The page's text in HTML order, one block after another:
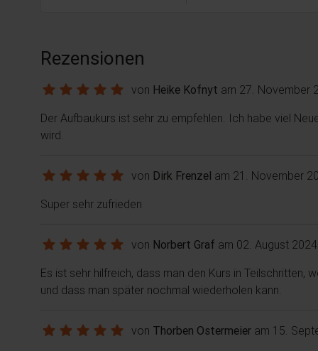
Rezensionen
von Heike Kofnyt am 27. November
Der Aufbaukurs ist sehr zu empfehlen. Ich habe viel
wird.
von Dirk Frenzel am 21. November
Super sehr zufrieden
von Norbert Graf am 02. August 2024
Es ist sehr hilfreich, dass man den Kurs in Teilschritten,
und dass man später nochmal wiederholen kann.
von Thorben Ostermeier am 15.